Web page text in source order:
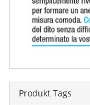
Produkt Tags